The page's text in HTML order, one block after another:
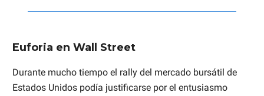
Euforia en Wall Street
Durante mucho tiempo el rally del mercado bursátil de
Estados Unidos podía justificarse por el entusiasmo